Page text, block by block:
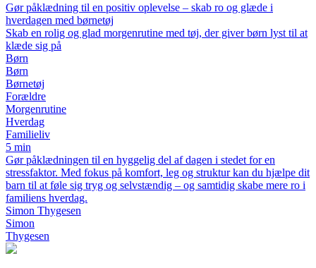
Gør påklædning til en positiv oplevelse – skab ro og glæde i
hverdagen med børnetøj
Skab en rolig og glad morgenrutine med tøj, der giver børn lyst til at
klæde sig på
Børn
Børn
Børnetøj
Forældre
Morgenrutine
Hverdag
Familieliv
5 min
Gør påklædningen til en hyggelig del af dagen i stedet for en
stressfaktor. Med fokus på komfort, leg og struktur kan du hjælpe dit
barn til at føle sig tryg og selvstændig – og samtidig skabe mere ro i
familiens hverdag.
Simon Thygesen
Simon
Thygesen